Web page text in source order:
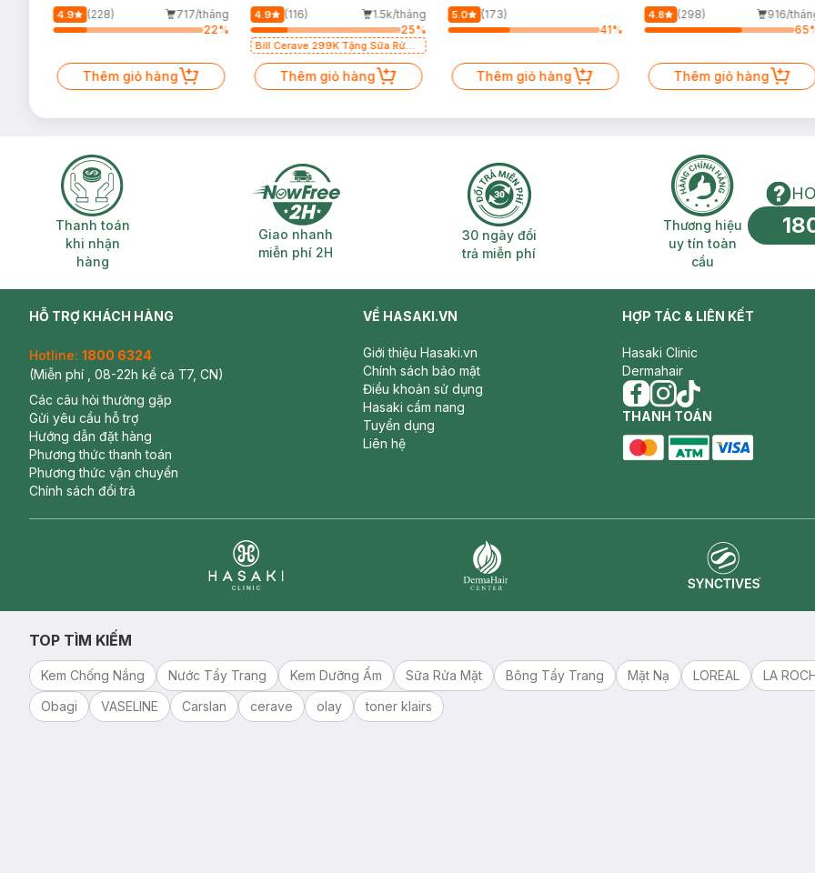
500ml
4.9 (228)
717/tháng
22%
Thêm giỏ hàng
Dầu 473ml
4.9 (116)
1.5k/tháng
25%
Bill Cerave 299K Tặng Sữa Rửa
Thêm giỏ hàng
150ml
5.0
(173)
41%
Thêm giỏ hàng
4.8 (298)
916/
65
Thêm giỏ hàng
Thanh toán khi nhận hàng
Thanh toán
khi nhận
hàng
Giao nhanh miễn phí 2H
Giao nhanh
miễn phí 2H
30 ngày đổi trả miễn phí
30 ngày đổi
trả miễn phí
Thương hiệu uy
Thương hiệu
uy tín toàn
cầu
HỖ TRỢ KHÁCH HÀNG
Hotline: 1800 6324
(Miễn phí , 08-22h kể cả T7, CN)
Các câu hỏi thường gặp
Gửi yêu cầu hỗ trợ
Hướng dẫn đặt hàng
Phương thức thanh toán
Phương thức vận chuyển
Chính sách đổi trả
VỀ HASAKI.VN
Giới thiệu Hasaki.vn
Chính sách bảo mật
Điều khoản sử dụng
Hasaki cẩm nang
Tuyển dụng
Liên hệ
HỢP TÁC & LIÊN KẾT
Hasaki Clinic
Dermahair
facebook
instagram
tiktok
THANH TOÁN
TOP TÌM KIẾM
Kem Chống Nắng Nước Tẩy Trang Kem Dưỡng Ẩm Sữa Rửa Mặt Bông Tẩy Trang Mặt Nạ LOREAL LA
Obagi
VASELINE Carslan cerave olay toner klairs